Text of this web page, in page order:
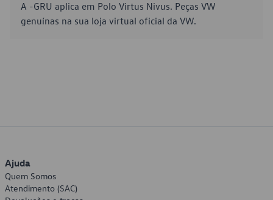
A -GRU aplica em Polo Virtus Nivus. Peças VW
genuínas na sua loja virtual oficial da VW.
Ajuda
Quem Somos
Atendimento (SAC)